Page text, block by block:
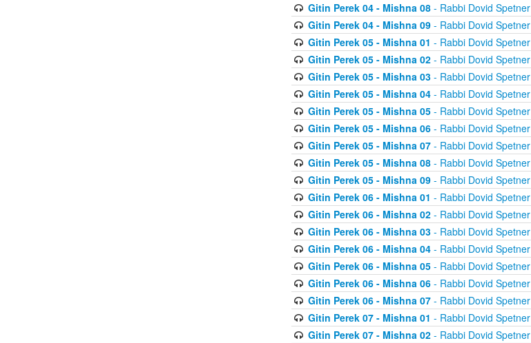
Gitin Perek 04 - Mishna 08- Rabbi Dovid Spetner
Gitin Perek 04 - Mishna 09- Rabbi Dovid Spetner
Gitin Perek 05 - Mishna 01 - Rabbi Dovid Spetner
Gitin Perek 05 - Mishna 02- Rabbi Dovid Spetner
Gitin Perek 05 - Mishna 03- Rabbi Dovid Spetner
Gitin Perek 05 - Mishna 04- Rabbi Dovid Spetner
Gitin Perek 05 - Mishna 05- Rabbi Dovid Spetner
Gitin Perek 05 - Mishna 06- Rabbi Dovid Spetner
Gitin Perek 05 - Mishna 07- Rabbi Dovid Spetner
Gitin Perek 05 - Mishna 08- Rabbi Dovid Spetner
Gitin Perek 05 - Mishna 09- Rabbi Dovid Spetner
Gitin Perek 06 - Mishna 01 - Rabbi Dovid Spetner
Gitin Perek 06 - Mishna 02- Rabbi Dovid Spetner
Gitin Perek 06 - Mishna 03- Rabbi Dovid Spetner
Gitin Perek 06 - Mishna 04- Rabbi Dovid Spetner
Gitin Perek 06 - Mishna 05- Rabbi Dovid Spetner
Gitin Perek 06 - Mishna 06- Rabbi Dovid Spetner
Gitin Perek 06 - Mishna 07- Rabbi Dovid Spetner
Gitin Perek 07 - Mishna 01 - Rabbi Dovid Spetner
Gitin Perek 07 - Mishna 02- Rabbi Dovid Spetner